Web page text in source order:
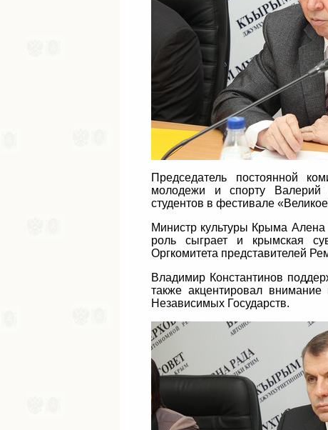
Председатель постоянной
молодежи и спорту Валерий
студентов в фестивале
Министр культуры Крыма
роль сыграет и крымская
Оргкомитета представителей
Владимир Константинов
также акцентировал
Независимых Государств.